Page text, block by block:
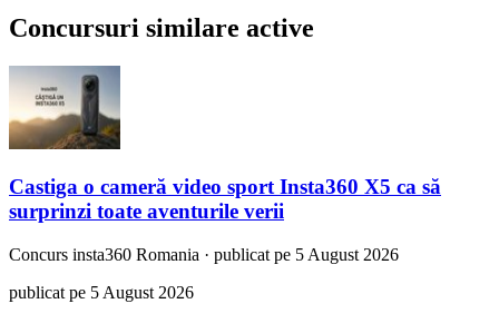
Concursuri similare active
Castiga o cameră video sport Insta360 X5 ca să
surprinzi toate aventurile verii
Concurs insta360 Romania · publicat pe 5 August 2026
publicat pe 5 August 2026